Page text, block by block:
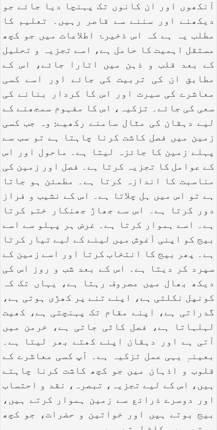
آنکھوں اور ان کانوں تک پہنچا دیا جائے جو
دیکھنے اور سننے سے قاصر رہیں۔ تعلیم کا
مطلب یہ ہے کہ اس ذخیرۂ اطلاعات میں جو کچھ
مستقل اہمیت کا حامل ہے، اسے تجزیہ و تحلیل
کے بعد قلب و ذہن میں اتارا جائے، اس کے
مطابق ان کی تربیت کی جائے اور اسے کسی
معاشرے کی سیرت اور اس کا کردار بنانے کی
سعی کی جائے۔ تزکیہ، اس کا مفہوم سمجھنے کے
لیے دہقان کی مثال سامنے رکھیے: وہ جب کسی
زمین میں فصل کاشت کرنا چاہتا ہے تو سب سے
پہلے زمین کا جائزہ لیتا ہے۔ ماحول اور اس
کے عوامل کا تجزیہ کرتا ہے۔ فصل اور زمین کی
مناسبت کا اندازہ کرتا ہے۔ مطمئن ہو جاتا
ہے تو اس میں ہل چلاتا ہے۔ اس کے نشیب و فراز
دور کرتا ہے۔ اس سے جھاڑ جھنکار ختم کرتا
ہے۔ اسے ہموار کرتا ہے۔ غرض ہر پہلو سے اسے
بیج کو اپنی آغوش میں لینے کے لیے تیار کرتا
ہے۔ پھر بیج کا انتخاب کرتا اور اسے زمین کے
سپرد کر دیتا ہے۔ اس کے بعد شب و روز اس کی
دیکھ بھال میں مصروف رہتا ہے، یہاں تک کہ
کونپل نکلتی ہے، اپنے تنے پر کھڑی ہوتی ہے،
گدراتی ہے، اپنے مقام تک پہنچتی ہے، کھیت
لہلہاتا ہے، فصل کاٹی جاتی ہے، خرمن میں
آتی ہے اور دہقان اپنے کھتے بھر لیتا ہے۔
بعینہٖ یہی عمل تزکیہ ہے۔ آپ کسی معاشرے کے
قلوب و اذہان میں جو کچھ کاشت کرنا چاہتے
ہیں، اس کے لیے تجزیہ، تبصرہ، نقد و احتساب
اور دوسرے ذرائع سے زمین ہموار کرتے ہیں،
بیج بوتے ہیں اور خواتین و حضرات، جو کچھ